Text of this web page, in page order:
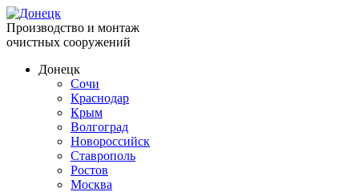
Производство и монтаж
очистных сооружений
Донецк
Сочи
Краснодар
Крым
Волгоград
Новороссийск
Ставрополь
Ростов
Москва